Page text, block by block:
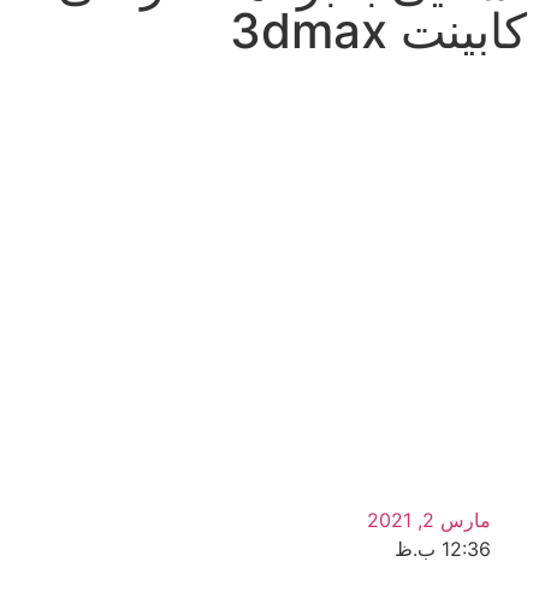
کابینت 3dmax
مارس 2, 2021
12:36 ب.ظ